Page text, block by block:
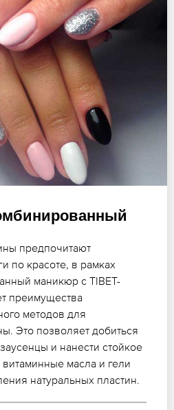
предпочитают
по красоте, в рамках
маникюр с TIBET-
преимущества
методов для
Это позволяет добиться
и нанести стойкое
масла и гели
натуральных пластин.